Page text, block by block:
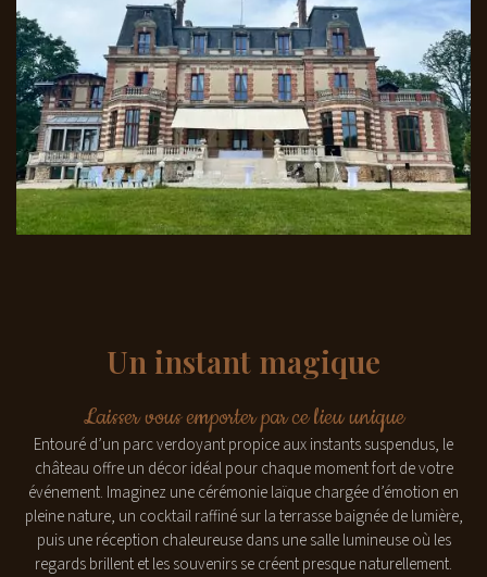
Un instant magique
Laisser vous emporter par ce lieu unique
Entouré d’un parc verdoyant propice aux instants suspendus, le
château offre un décor idéal pour chaque moment fort de votre
événement. Imaginez une cérémonie laïque chargée d’émotion en
pleine nature, un cocktail raffiné sur la terrasse baignée de lumière,
puis une réception chaleureuse dans une salle lumineuse où les
regards brillent et les souvenirs se créent presque naturellement.